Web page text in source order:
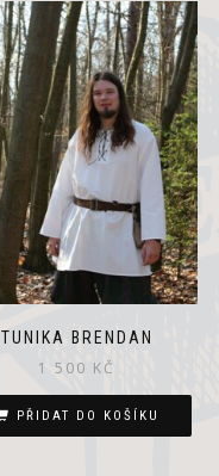
TUNIKA BRENDAN
1 500 KČ
PŘIDAT DO KOŠÍKU